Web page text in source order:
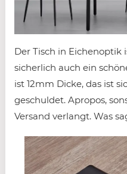
Der Tisch in Eichenoptik
sicherlich auch ein
ist 12mm Dicke, das ist
geschuldet. Apropos,
Versand verlangt. Was